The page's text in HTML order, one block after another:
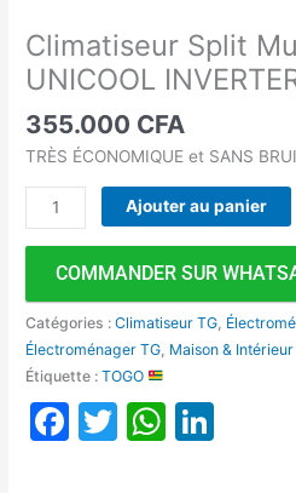
Climatiseur Split
UNICOOL
355.000 CFA
TRÈS ÉCONOMIQUE et SANS
Ajouter au panier
COMMANDER SUR
Catégories :Climatiseur TG
Électroménager TG Maison & Intérieur
Étiquette :TOGO
Facebook
Twitter